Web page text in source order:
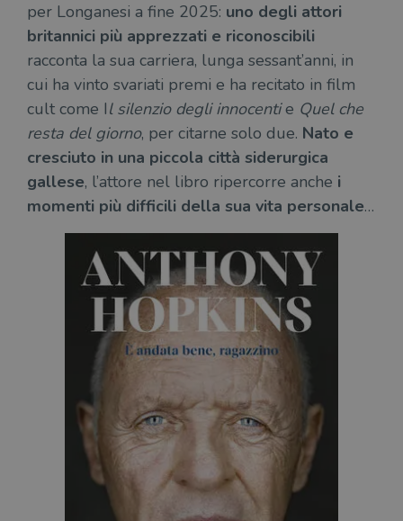
per Longanesi a fine 2025: uno degli attori
britannici più apprezzati e riconoscibili
racconta la sua carriera, lunga sessant’anni, in
cui ha vinto svariati premi e ha recitato in film
cult come Il silenzio degli innocentie Quel che
resta del giorno, per citarne solo due. Nato e
cresciuto in una piccola città siderurgica
gallese, l’attore nel libro ripercorre anche i
momenti più difficili della sua vita personale…